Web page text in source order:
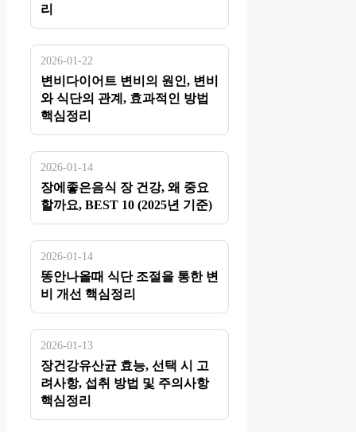
리
2026-01-22
변비다이어트 변비의 원인, 변비
와 식단의 관계, 효과적인 방법
핵심정리
2026-01-14
장에좋은음식 장 건강, 왜 중요
할까요, BEST 10 (2025년 기준)
2026-01-14
똥안나올때 식단 조절을 통한 변
비 개선 핵심정리
2026-01-13
장건강유산균 효능, 선택 시 고
려사항, 섭취 방법 및 주의사항
핵심정리